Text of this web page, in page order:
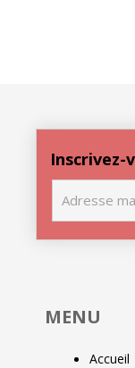
MENU
Accueil